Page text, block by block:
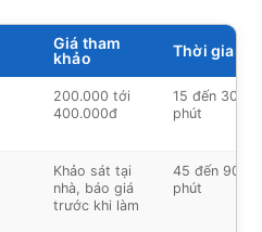
Giá tham
khảo
Thời gian
200.000 tới
400.000đ
15 đến 30
phút
Khảo sát tại
nhà, báo giá
trước khi làm
45 đến 90
phút